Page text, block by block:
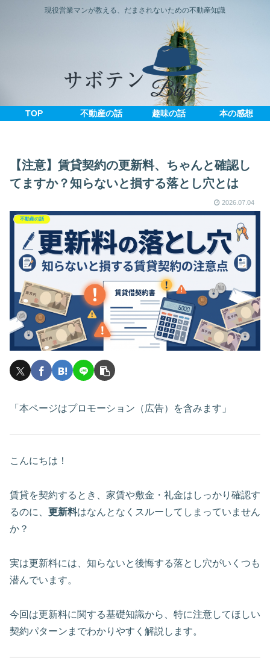
現役営業マンが教える、だまされないための不動産知識
TOP 不動産の話 趣味の話 本の感想
【注意】賃貸契約の更新料、ちゃんと確認し
てますか？知らないと損する落とし穴とは
2026.07.04
不動産の話
「本ページはプロモーション（広告）を含みます」
こんにちは！
賃貸を契約するとき、家賃や敷金・礼金はしっかり確認す
るのに、 更新料はなんとなくスルーしてしまっていません
か？
実は更新料には、知らないと後悔する落とし穴がいくつも
潜んでいます。
今回は更新料に関する基礎知識から、特に注意してほしい
契約パターンまでわかりやすく解説します。